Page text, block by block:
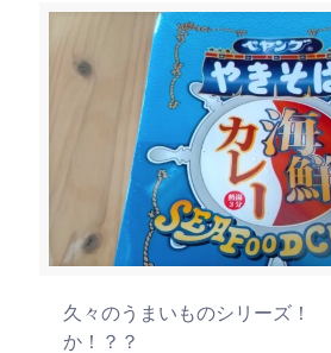
久々のうまいものシリーズ
か！？？